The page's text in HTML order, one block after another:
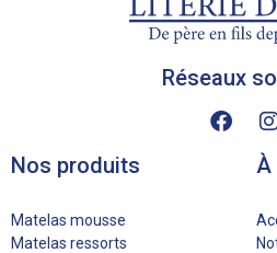
Réseaux
Nos produits
Matelas mousse
Matelas ressorts
À